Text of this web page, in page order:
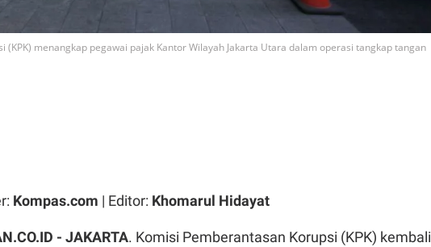
(KPK) menangkap pegawai pajak Kantor Wilayah Jakarta Utara dalam operasi tangkap tangan
Kompas.com | Editor: Khomarul Hidayat
- JAKARTA. Komisi Pemberantasan Korupsi (KPK) kembali